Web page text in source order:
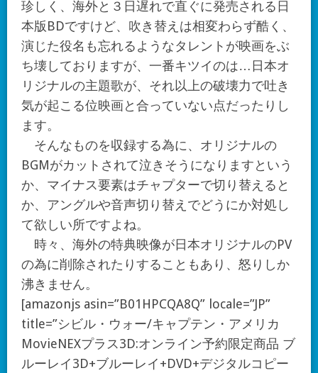
珍しく、海外と３日遅れで直ぐに発売される日
本版BDですけど、吹き替えは相変わらず酷く、
演じた役名も忘れるようなタレントが映画をぶ
ち壊しておりますが、一番キツイのは…日本オ
リジナルの主題歌が、それ以上の破壊力で吐き
気が起こる位映画と合っていない点だったりし
ます。
そんなものを収録する為に、オリジナルの
BGMがカットされて泣きそうになりますという
か、マイナス要素はチャプターで切り替えると
か、アングルや音声切り替えでどうにか対処し
て欲しい所ですよね。
時々、海外の特典映像が日本オリジナルのPV
の為に削除されたりすることもあり、怒りしか
沸きません。
[amazonjs asin=”B01HPCQA8Q” locale=”JP”
title=”シビル・ウォー/キャプテン・アメリカ
MovieNEXプラス3D:オンライン予約限定商品 ブ
ルーレイ3D+ブルーレイ+DVD+デジタルコピー